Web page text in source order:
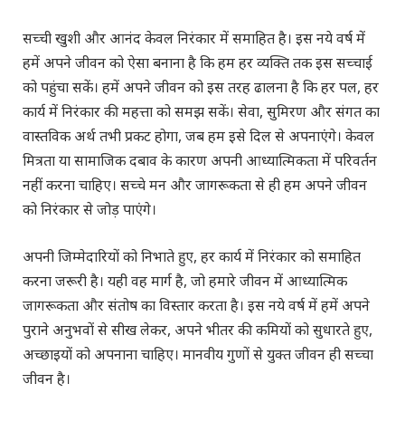
सच्ची खुशी और आनंद केवल निरंकार में समाहित है। इस नये वर्ष में
हमें अपने जीवन को ऐसा बनाना है कि हम हर व्यक्ति तक इस सच्चाई
को पहुंचा सकें। हमें अपने जीवन को इस तरह ढालना है कि हर पल, हर
कार्य में निरंकार की महत्ता को समझ सकें। सेवा, सुमिरण और संगत का
वास्तविक अर्थ तभी प्रकट होगा, जब हम इसे दिल से अपनाएंगे। केवल
मित्रता या सामाजिक दबाव के कारण अपनी आध्यात्मिकता में परिवर्तन
नहीं करना चाहिए। सच्चे मन और जागरूकता से ही हम अपने जीवन
को निरंकार से जोड़ पाएंगे।
अपनी जिम्मेदारियों को निभाते हुए, हर कार्य में निरंकार को समाहित
करना जरूरी है। यही वह मार्ग है, जो हमारे जीवन में आध्यात्मिक
जागरूकता और संतोष का विस्तार करता है। इस नये वर्ष में हमें अपने
पुराने अनुभवों से सीख लेकर, अपने भीतर की कमियों को सुधारते हुए,
अच्छाइयों को अपनाना चाहिए। मानवीय गुणों से युक्त जीवन ही सच्चा
जीवन है।